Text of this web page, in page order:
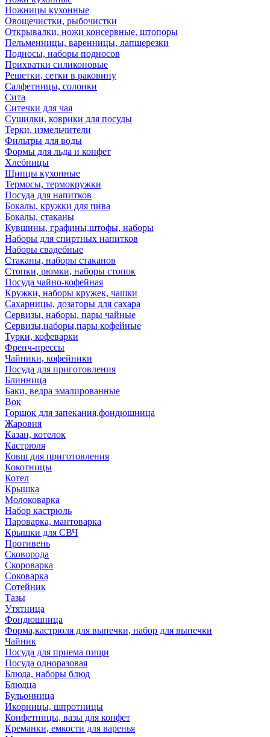
Ножницы кухонные
Овощечистки, рыбочистки
Открывалки, ножи консервные, штопоры
Пельменницы, варенницы, лапшерезки
Подносы, наборы подносов
Прихватки силиконовые
Решетки, сетки в раковину
Салфетницы, солонки
Сита
Ситечки для чая
Сушилки, коврики для посуды
Терки, измельчители
Фильтры для воды
Формы для льда и конфет
Хлебницы
Щипцы кухонные
Термосы, термокружки
Посуда для напитков
Бокалы, кружки для пива
Бокалы, стаканы
Кувшины, графины,штофы, наборы
Наборы для спиртных напитков
Наборы свадебные
Стаканы, наборы стаканов
Стопки, рюмки, наборы стопок
Посуда чайно-кофейная
Кружки, наборы кружек, чашки
Сахарницы, дозаторы для сахара
Сервизы, наборы, пары чайные
Сервизы,наборы,пары кофейные
Турки, кофеварки
Френч-прессы
Чайники, кофейники
Посуда для приготовления
Блинница
Баки, ведра эмалированные
Вок
Горшок для запекания,фондюшница
Жаровня
Казан, котелок
Кастрюля
Ковш для приготовления
Кокотницы
Котел
Крышка
Молоковарка
Набор кастрюль
Пароварка, мантоварка
Крышки для СВЧ
Противень
Сковорода
Скороварка
Соковарка
Сотейник
Тазы
Утятница
Фондюшница
Форма,кастрюля для выпечки, набор для выпечки
Чайник
Посуда для приема пищи
Посуда одноразовая
Блюда, наборы блюд
Блюдца
Бульонница
Икорницы, шпротницы
Конфетницы, вазы для конфет
Креманки, емкости для варенья